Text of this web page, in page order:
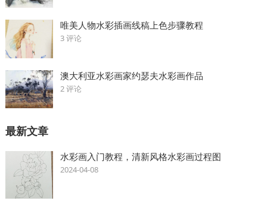
唯美人物水彩插画线稿上色步骤教程
3 评论
澳大利亚水彩画家约瑟夫水彩画作品
2 评论
最新文章
水彩画入门教程，清新风格水彩画过程图
2024-04-08